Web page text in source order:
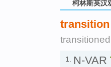
柯林斯英汉
transition
1. N-VAR